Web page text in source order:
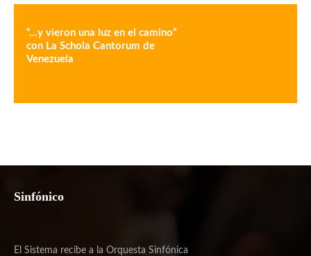
“…y vieron una luz en el camino”
con La Schola Cantorum de
Venezuela
Sinfónico
El Sistema recibe a la Orquesta Sinfónica